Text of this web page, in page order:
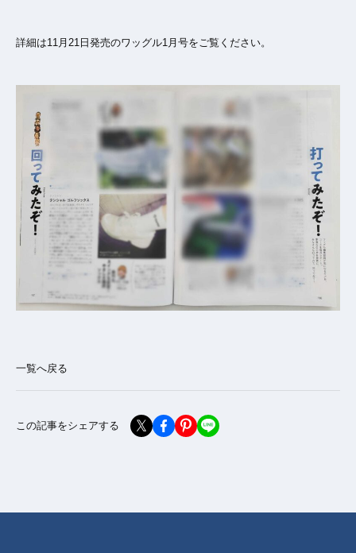
詳細は11月21日発売のワッグル1月号をご覧ください。
一覧へ戻る
この記事をシェアする